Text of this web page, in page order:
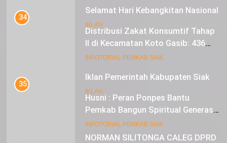
Selamat Hari Kebangkitan Nasional
IKLAN
Iklan Pemerintah Kabupaten Siak
IKLAN
NORMAN SILITONGA CALEG DPRD
34
Distribusi Zakat Konsumtif Tahap
II di Kecamatan Koto Gasib: 436
Mustahik Terima Bantuan
INFOTORIAL PEMKAB SIAK
35
Husni : Peran Ponpes Bantu
Pemkab Bangun Spiritual Generasi
Muda
INFOTORIAL PEMKAB SIAK